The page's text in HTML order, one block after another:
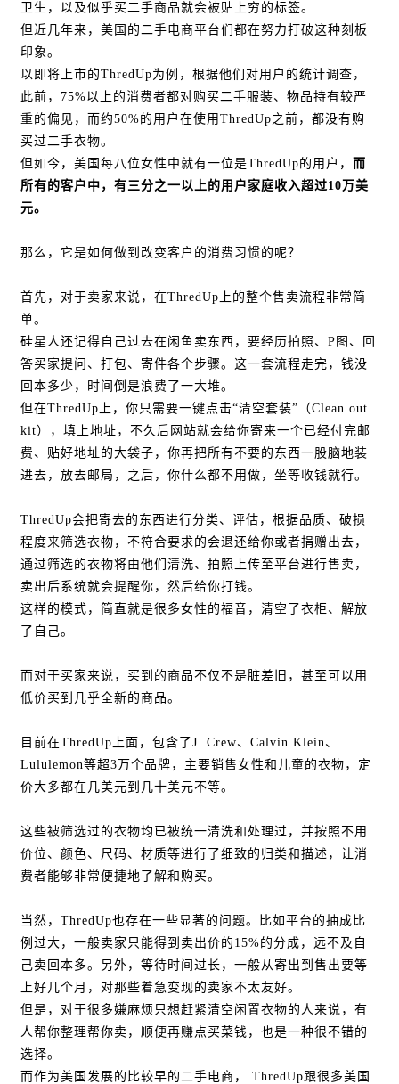
卫生，以及似乎买二手商品就会被贴上穷的标签。
但近几年来，美国的二手电商平台们都在努力打破这种刻板
印象。
以即将上市的ThredUp为例，根据他们对用户的统计调查，
此前，75%以上的消费者都对购买二手服装、物品持有较严
重的偏见，而约50%的用户在使用ThredUp之前，都没有购
买过二手衣物。
但如今，美国每八位女性中就有一位是ThredUp的用户， 而
所有的客户中，有三分之一以上的用户家庭收入超过10万美
元。
那么，它是如何做到改变客户的消费习惯的呢？
首先，对于卖家来说，在ThredUp上的整个售卖流程非常简
单。
硅星人还记得自己过去在闲鱼卖东西，要经历拍照、P图、回
答买家提问、打包、寄件各个步骤。这一套流程走完，钱没
回本多少，时间倒是浪费了一大堆。
但在ThredUp上，你只需要一键点击“清空套装”（Clean out
kit），填上地址，不久后网站就会给你寄来一个已经付完邮
费、贴好地址的大袋子，你再把所有不要的东西一股脑地装
进去，放去邮局，之后，你什么都不用做，坐等收钱就行。
ThredUp会把寄去的东西进行分类、评估，根据品质、破损
程度来筛选衣物，不符合要求的会退还给你或者捐赠出去，
通过筛选的衣物将由他们清洗、拍照上传至平台进行售卖，
卖出后系统就会提醒你，然后给你打钱。
这样的模式，简直就是很多女性的福音，清空了衣柜、解放
了自己。
而对于买家来说，买到的商品不仅不是脏差旧，甚至可以用
低价买到几乎全新的商品。
目前在ThredUp上面，包含了J. Crew、Calvin Klein、
Lululemon等超3万个品牌，主要销售女性和儿童的衣物，定
价大多都在几美元到几十美元不等。
这些被筛选过的衣物均已被统一清洗和处理过，并按照不用
价位、颜色、尺码、材质等进行了细致的归类和描述，让消
费者能够非常便捷地了解和购买。
当然，ThredUp也存在一些显著的问题。比如平台的抽成比
例过大，一般卖家只能得到卖出价的15%的分成，远不及自
己卖回本多。另外，等待时间过长，一般从寄出到售出要等
上好几个月，对那些着急变现的卖家不太友好。
但是，对于很多嫌麻烦只想赶紧清空闲置衣物的人来说，有
人帮你整理帮你卖，顺便再赚点买菜钱，也是一种很不错的
选择。
而作为美国发展的比较早的二手电商， ThredUp跟很多美国